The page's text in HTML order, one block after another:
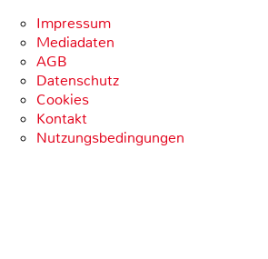
Impressum
Mediadaten
AGB
Datenschutz
Cookies
Kontakt
Nutzungsbedingungen